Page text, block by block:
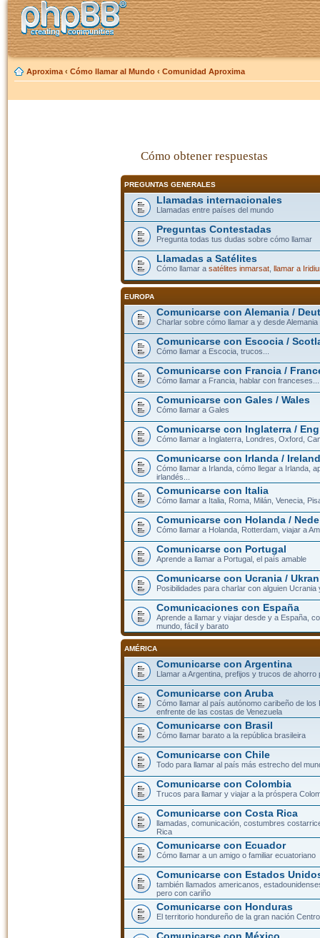
Aproxima ‹ Cómo llamar al Mundo ‹ Comunidad Aproxima
Cómo obtener respuestas
PREGUNTAS GENERALES
Llamadas internacionales
Llamadas entre países del mundo
Preguntas Contestadas
Pregunta todas tus dudas sobre cómo llamar
Llamadas a Satélites
Cómo llamar a satélites inmarsat, llamar a
EUROPA
Comunicarse con Alemania /
Charlar sobre cómo llamar a y desde Alemania
Comunicarse con Escocia /
Cómo llamar a Escocia, trucos...
Comunicarse con Francia /
Cómo llamar a Francia, hablar con franceses...
Comunicarse con Gales / Wales
Cómo llamar a Gales
Comunicarse con Inglaterra /
Cómo llamar a Inglaterra, Londres, Oxford,
Comunicarse con Irlanda / Ireland
Cómo llamar a Irlanda, cómo llegar a Irlanda,
irlandés...
Comunicarse con Italia
Cómo llamar a Italia, Roma, Milán, Venecia,
Comunicarse con Holanda /
Cómo llamar a Holanda, Rotterdam, viajar a
Comunicarse con Portugal
Aprende a llamar a Portugal, el país amable
Comunicarse con Ucrania /
Posibilidades para charlar con alguien Ucrania
Comunicaciones con España
Aprende a llamar y viajar desde y a España,
mundo, fácil y barato
AMÉRICA
Comunicarse con Argentina
Llamar a Argentina, prefijos y trucos de ahorro
Comunicarse con Aruba
Cómo llamar al país autónomo caribeño de los
enfrente de las costas de Venezuela
Comunicarse con Brasil
Cómo llamar barato a la república brasileira
Comunicarse con Chile
Todo para llamar al país más estrecho del
Comunicarse con Colombia
Trucos para llamar y viajar a la próspera
Comunicarse con Costa Rica
llamadas, comunicación, costumbres
Rica
Comunicarse con Ecuador
Cómo llamar a un amigo o familiar ecuatoriano
Comunicarse con Estados
también llamados americanos,
pero con cariño
Comunicarse con Honduras
El territorio hondureño de la gran nación